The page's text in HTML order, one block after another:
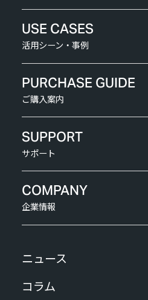
USE CASES
活用シーン・事例
PURCHASE GUIDE
ご購入案内
SUPPORT
サポート
COMPANY
企業情報
ニュース
コラム